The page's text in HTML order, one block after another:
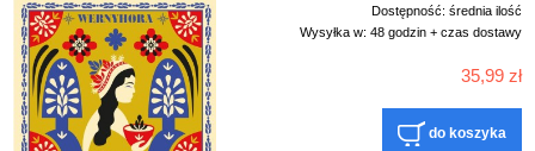
Dostępność: średnia ilość
Wysyłka w: 48 godzin + czas dostawy
35,99 zł
do koszyka